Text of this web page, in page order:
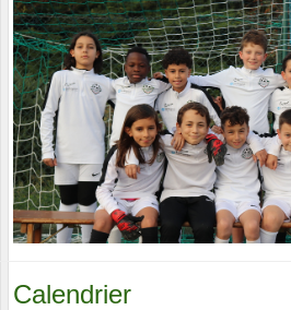
Calendrier